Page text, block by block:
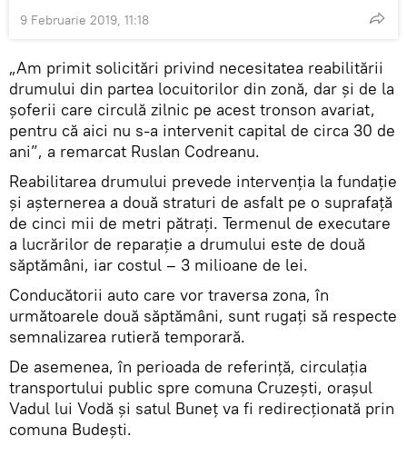
9 Februarie 2019, 11:18
„Am primit solicitări privind necesitatea reabilitării
drumului din partea locuitorilor din zonă, dar și de la
șoferii care circulă zilnic pe acest tronson avariat,
pentru că aici nu s-a intervenit capital de circa 30 de
ani”, a remarcat Ruslan Codreanu.
Reabilitarea drumului prevede intervenția la fundație
și așternerea a două straturi de asfalt pe o suprafață
de cinci mii de metri pătrați. Termenul de executare
a lucrărilor de reparație a drumului este de două
săptămâni, iar costul – 3 milioane de lei.
Conducătorii auto care vor traversa zona, în
următoarele două săptămâni, sunt rugaţi să respecte
semnalizarea rutieră temporară.
De asemenea, în perioada de referință, circulația
transportului public spre comuna Cruzești, orașul
Vadul lui Vodă și satul Buneț va fi redirecționată prin
comuna Budești.